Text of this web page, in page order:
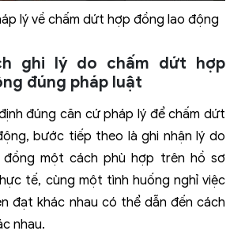
lý về chấm dứt hợp đồng lao động
ghi lý do chấm dứt hợp
đúng pháp luật
đúng căn cứ pháp lý để chấm dứt
bước tiếp theo là ghi nhận lý do
một cách phù hợp trên hồ sơ
tế, cùng một tình huống nghỉ việc
đạt khác nhau có thể dẫn đến cách
nhau.